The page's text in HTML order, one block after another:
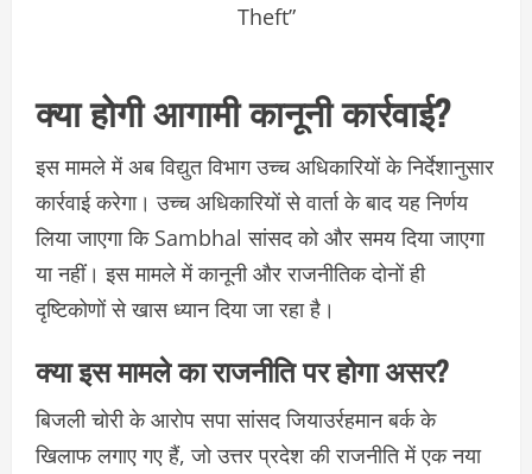
Theft”
क्या होगी आगामी कानूनी कार्रवाई?
इस मामले में अब विद्युत विभाग उच्च अधिकारियों के निर्देशानुसार
कार्रवाई करेगा। उच्च अधिकारियों से वार्ता के बाद यह निर्णय
लिया जाएगा कि Sambhal सांसद को और समय दिया जाएगा
या नहीं। इस मामले में कानूनी और राजनीतिक दोनों ही
दृष्टिकोणों से खास ध्यान दिया जा रहा है।
क्या इस मामले का राजनीति पर होगा असर?
बिजली चोरी के आरोप सपा सांसद जियाउर्रहमान बर्क के
खिलाफ लगाए गए हैं, जो उत्तर प्रदेश की राजनीति में एक नया